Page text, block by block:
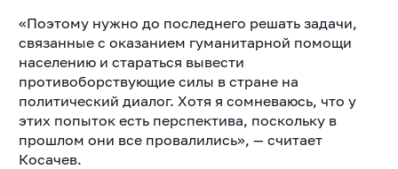
«Поэтому нужно до последнего решать задачи,
связанные с оказанием гуманитарной помощи
населению и стараться вывести
противоборствующие силы в стране на
политический диалог. Хотя я сомневаюсь, что у
этих попыток есть перспектива, поскольку в
прошлом они все провалились», — считает
Косачев.